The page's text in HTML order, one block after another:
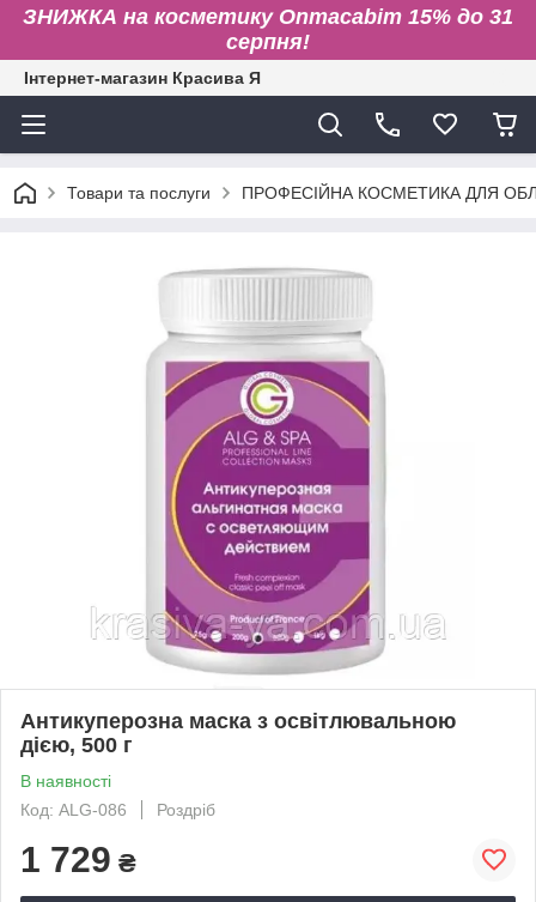
ЗНИЖКА на косметику Onmacabim 15% до 31
серпня!
Інтернет-магазин Красива Я
Товари та послуги ПРОФЕСІЙНА КОСМЕТИКА ДЛЯ
Антикуперозна маска з освітлювальною
дією, 500 г
В наявності
Код: ALG-086
Роздріб
1 729 ₴